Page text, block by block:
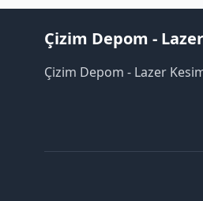
Çizim Depom -
Çizim Depom - Lazer